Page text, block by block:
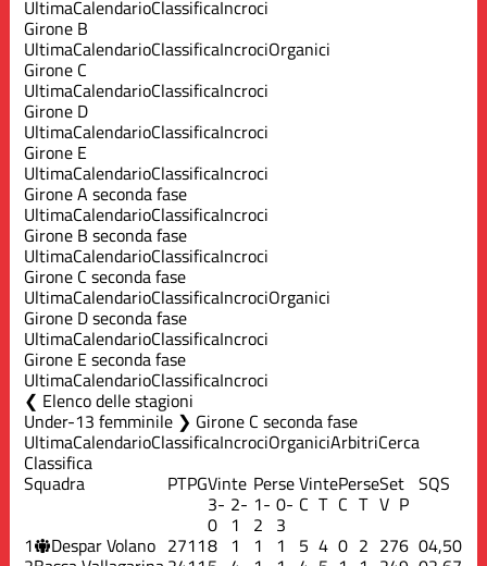
UltimaCalendarioClassificaIncroci
Girone B
UltimaCalendarioClassificaIncrociOrganici
Girone C
UltimaCalendarioClassificaIncroci
Girone D
UltimaCalendarioClassificaIncroci
Girone E
UltimaCalendarioClassificaIncroci
Girone A seconda fase
UltimaCalendarioClassificaIncroci
Girone B seconda fase
UltimaCalendarioClassificaIncroci
Girone C seconda fase
UltimaCalendarioClassificaIncrociOrganici
Girone D seconda fase
UltimaCalendarioClassificaIncroci
Girone E seconda fase
UltimaCalendarioClassificaIncroci
Elenco delle stagioni
Under-13 femminile ❯ Girone C seconda fase
UltimaCalendarioClassificaIncrociOrganiciArbitriCerca
Classifica
Squadra PTPGVinte PerseVintePerseSet SQS
3-
0
2-
1
1-
2
0-
3
C T C T V P
1
Despar Volano 27118 1 1 1 5 4 0 2 276 04,50